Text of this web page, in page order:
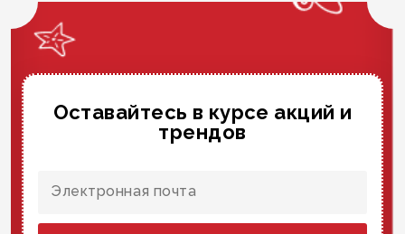
Оставайтесь в курсе акций и
трендов